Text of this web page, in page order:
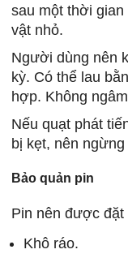
sau một thời
vật nhỏ.
Người dùng nên
kỳ. Có thể lau
hợp. Không
Nếu quạt phát
bị kẹt, nên
Bảo quản pin
Pin nên được đặt
Khô ráo.